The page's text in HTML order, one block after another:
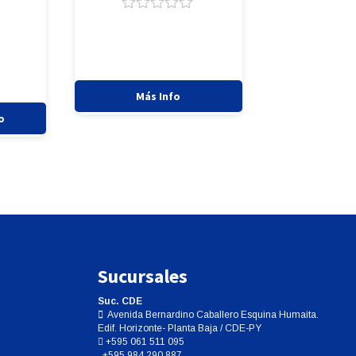
Más Info
Sucursales
Suc. CDE
Avenida Bernardino Caballero Esquina Humaita.
Edif. Horizonte- Planta Baja / CDE-PY
+595 061 511 095